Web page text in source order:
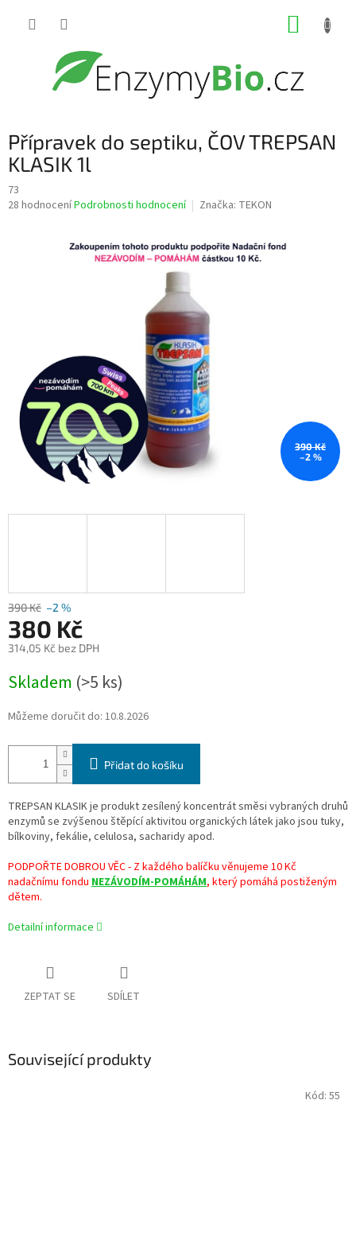
Přípravek do septiku, ČOV TREPSAN
KLASIK 1l
73
Průměrné
28 hodnoceníPodrobnosti hodnocení Značka: TEKON
390 Kč
–2 %
390 Kč –2 %
380 Kč
314,05 Kč bez DPH
cena:
Skladem (>5 ks)
Můžeme doručit do: 10.8.2026
Přidat do košíku
TREPSAN KLASIK je produkt zesílený koncentrát směsi vybraných druhů
enzymů se zvýšenou štěpící aktivitou organických látek jako jsou tuky,
bílkoviny, fekálie, celulosa, sacharidy apod.
PODPOŘTE DOBROU VĚC - Z každého balíčku věnujeme 10 Kč
nadačnímu fondu NEZÁVODÍM-POMÁHÁM, který pomáhá postiženým
dětem.
Detailní informace
ZEPTAT SE SDÍLET
Související produkty
Kód: 55